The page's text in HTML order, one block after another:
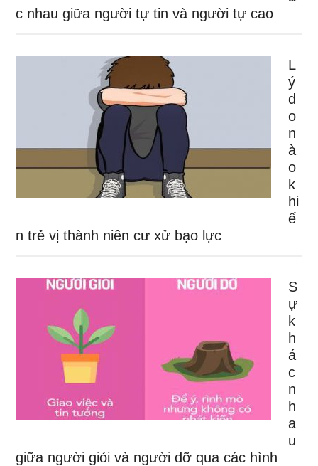
c nhau giữa người tự tin và người tự cao
L
ý
d
o
n
à
o
k
hi
ế
n trẻ vị thành niên cư xử bạo lực
S
ự
k
h
á
c
n
h
a
u
giữa người giỏi và người dỡ qua các hình